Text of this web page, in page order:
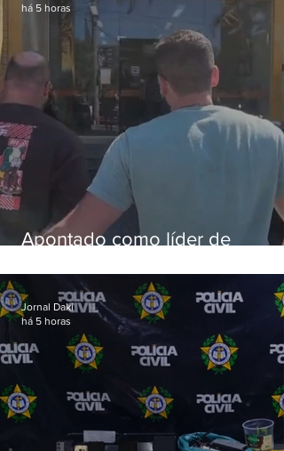
Apontado como líder de
aposentados é preso
há 5 horas
Jornal Daki
há 5 horas